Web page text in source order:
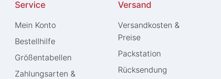
Service
Mein Konto
Bestellhilfe
Größentabellen
Zahlungsarten &
Versand
Versandkosten &
Preise
Packstation
Rücksendung